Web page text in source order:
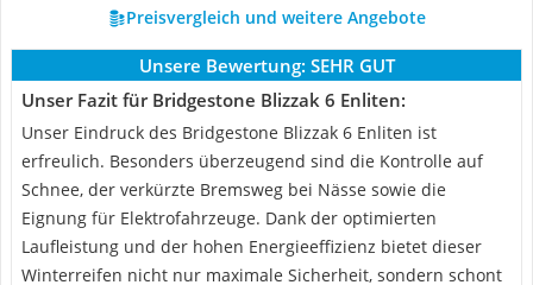
Preisvergleich und weitere Angebote
Unsere Bewertung: SEHR GUT
Unser Fazit für Bridgestone Blizzak 6 Enliten:
Unser Eindruck des Bridgestone Blizzak 6 Enliten ist
erfreulich. Besonders überzeugend sind die Kontrolle auf
Schnee, der verkürzte Bremsweg bei Nässe sowie die
Eignung für Elektrofahrzeuge. Dank der optimierten
Laufleistung und der hohen Energieeffizienz bietet dieser
Winterreifen nicht nur maximale Sicherheit, sondern schont